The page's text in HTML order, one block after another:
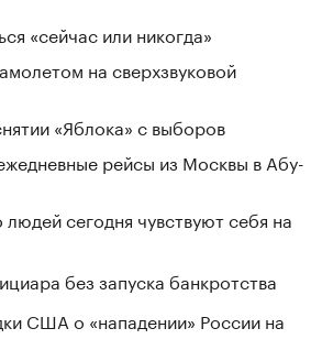
«сейчас или никогда»
на сверхзвуковой
«Яблока» с выборов
рейсы из Москвы в Абу-
сегодня чувствуют себя на
без запуска банкротства
США о «нападении» России на